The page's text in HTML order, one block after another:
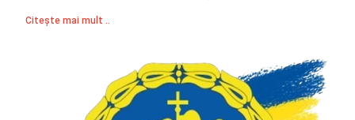
Citește mai mult ..